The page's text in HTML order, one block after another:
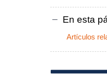
En esta
Artículos